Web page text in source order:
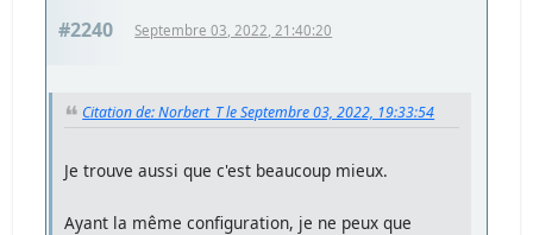
#2240 Septembre 03, 2022, 21:40:20
Citation de: Norbert_T le Septembre 03, 2022, 19:33:54
Je trouve aussi que c'est beaucoup mieux.
Ayant la même configuration, je ne peux que